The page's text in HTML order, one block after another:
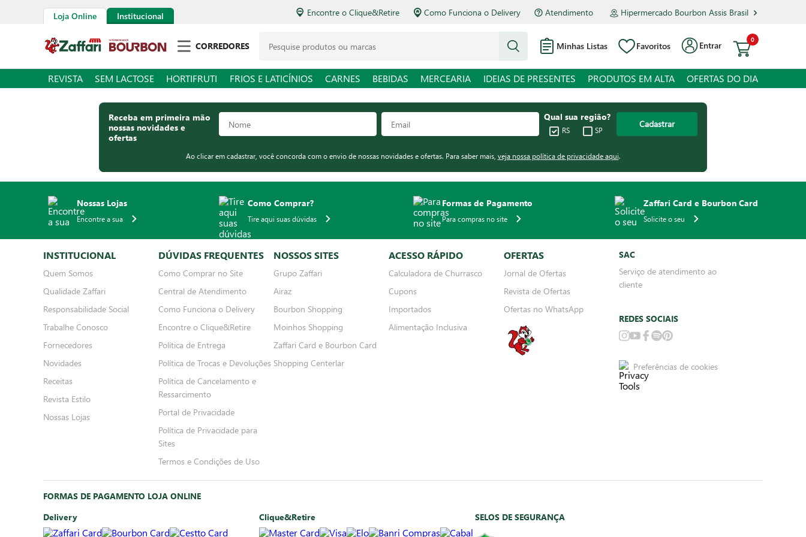
Loja Online Institucional Encontre o Clique&Retire Como Funciona o Delivery Atendimento Hipermercado Bourbon Assis Brasil
CORREDORES Minhas Listas Favoritos Entrar
0
REVISTA SEM LACTOSE HORTIFRUTI FRIOS E LATICÍNIOS CARNES BEBIDAS MERCEARIA IDEIAS DE PRESENTES PRODUTOS EM ALTA OFERTAS DO DIA
Receba em primeira mão
nossas novidades e
ofertas
Qual sua região?
RS SP
Cadastrar
Ao clicar em cadastrar, você concorda com o envio de nossas novidades e ofertas. Para saber mais, veja nossa política de privacidade aqui.
Nossas Lojas
Encontre a sua
Como Comprar?
Tire aqui suas dúvidas
Formas de Pagamento
Para compras no site
Zaffari Card e Bourbon Card
Solicite o seu
INSTITUCIONAL
Quem Somos
Qualidade Zaffari
Responsabilidade Social
Trabalhe Conosco
Fornecedores
Novidades
Receitas
Revista Estilo
Nossas Lojas
DÚVIDAS FREQUENTES
Como Comprar no Site
Central de Atendimento
Como Funciona o Delivery
Encontre o Clique&Retire
Política de Entrega
Política de Trocas e Devoluções
Política de Cancelamento e
Ressarcimento
Portal de Privacidade
Política de Privacidade para
Sites
Termos e Condições de Uso
NOSSOS SITES
Grupo Zaffari
Airaz
Bourbon Shopping
Moinhos Shopping
Zaffari Card e Bourbon Card
Shopping Centerlar
ACESSO RÁPIDO
Calculadora de Churrasco
Cupons
Importados
Alimentação Inclusiva
OFERTAS
Jornal de Ofertas
Revista de Ofertas
Ofertas no WhatsApp
SAC
Serviço de atendimento ao
cliente
REDES SOCIAIS
Preferências de cookies
FORMAS DE PAGAMENTO LOJA ONLINE
Delivery
Clique&Retire SELOS DE SEGURANÇA